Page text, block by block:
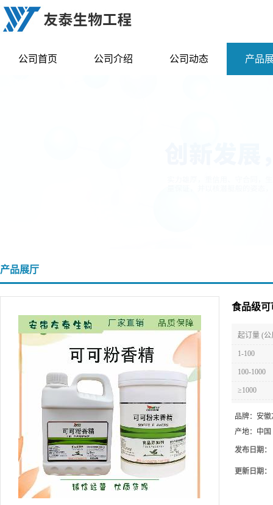
公司首页 公司介绍 公司动态 产品
产品展厅
食品级可
起订量 (公
1-100
100-1000
≥1000
品牌： 安徽
产地： 中国
发布日期：
更新日期：